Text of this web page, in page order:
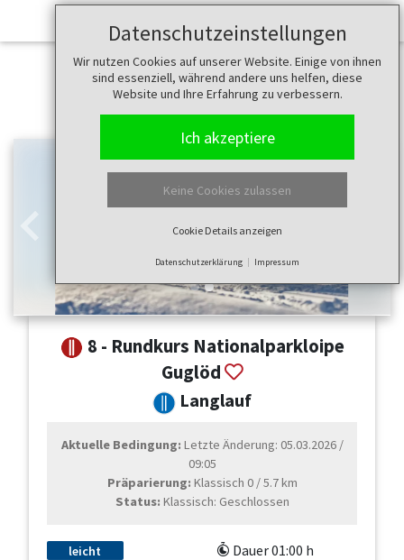
Datenschutzeinstellungen
Wir nutzen Cookies auf unserer Website. Einige von ihnen
sind essenziell, während andere uns helfen, diese
Website und Ihre Erfahrung zu verbessern.
Ich akzeptiere
Keine Cookies zulassen
Cookie Details anzeigen
Datenschutzerklärung Impressum
8 - Rundkurs Nationalparkloipe
Guglöd
Langlauf
Aktuelle Bedingung: Letzte Änderung: 05.03.2026 /
09:05
Präparierung: Klassisch 0 / 5.7 km
Status: Klassisch: Geschlossen
leicht
Dauer 01:00 h